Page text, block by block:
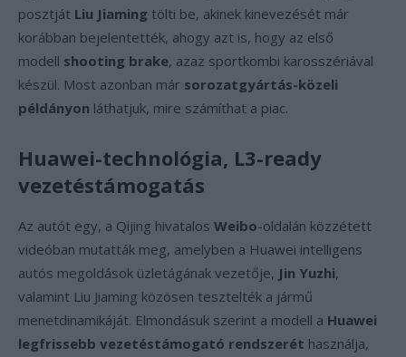
posztját Liu Jiaming tölti be, akinek kinevezését már
korábban bejelentették, ahogy azt is, hogy az első
modell shooting brake, azaz sportkombi karosszériával
készül. Most azonban már sorozatgyártás-közeli
példányon láthatjuk, mire számíthat a piac.
Huawei-technológia, L3-ready
vezetéstámogatás
Az autót egy, a Qijing hivatalos Weibo-oldalán közzétett
videóban mutatták meg, amelyben a Huawei intelligens
autós megoldások üzletágának vezetője, Jin Yuzhi,
valamint Liu Jiaming közösen tesztelték a jármű
menetdinamikáját. Elmondásuk szerint a modell a Huawei
legfrissebb vezetéstámogató rendszerét használja,